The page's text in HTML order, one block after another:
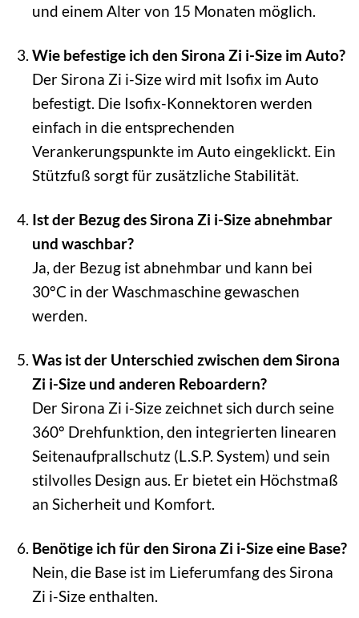
und einem Alter von 15 Monaten möglich.
Wie befestige ich den Sirona Zi i-Size im Auto?
Der Sirona Zi i-Size wird mit Isofix im Auto
befestigt. Die Isofix-Konnektoren werden
einfach in die entsprechenden
Verankerungspunkte im Auto eingeklickt. Ein
Stützfuß sorgt für zusätzliche Stabilität.
Ist der Bezug des Sirona Zi i-Size abnehmbar
und waschbar?
Ja, der Bezug ist abnehmbar und kann bei
30°C in der Waschmaschine gewaschen
werden.
Was ist der Unterschied zwischen dem Sirona
Zi i-Size und anderen Reboardern?
Der Sirona Zi i-Size zeichnet sich durch seine
360° Drehfunktion, den integrierten linearen
Seitenaufprallschutz (L.S.P. System) und sein
stilvolles Design aus. Er bietet ein Höchstmaß
an Sicherheit und Komfort.
Benötige ich für den Sirona Zi i-Size eine Base?
Nein, die Base ist im Lieferumfang des Sirona
Zi i-Size enthalten.